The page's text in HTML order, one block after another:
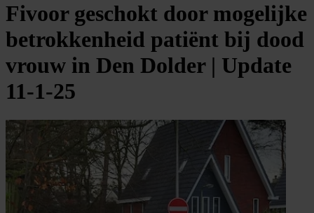
Fivoor geschokt door mogelijke
betrokkenheid patiënt bij dood
vrouw in Den Dolder | Update
11-1-25